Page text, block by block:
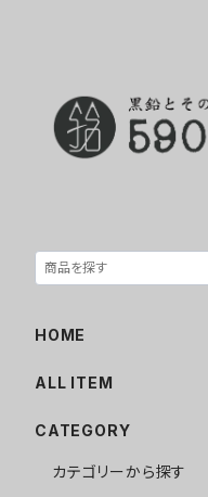
HOME
ALL ITEM
CATEGORY
カテゴリーから探す